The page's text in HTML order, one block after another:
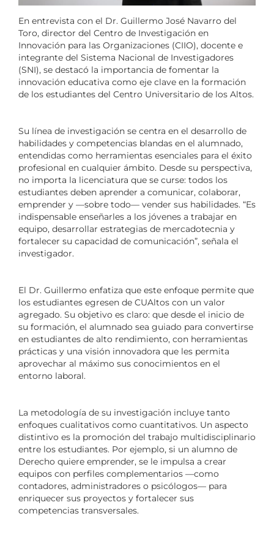
En entrevista con el Dr. Guillermo José Navarro del
Toro, director del Centro de Investigación en
Innovación para las Organizaciones (CIIO), docente e
integrante del Sistema Nacional de Investigadores
(SNI), se destacó la importancia de fomentar la
innovación educativa como eje clave en la formación
de los estudiantes del Centro Universitario de los Altos.
Su línea de investigación se centra en el desarrollo de
habilidades y competencias blandas en el alumnado,
entendidas como herramientas esenciales para el éxito
profesional en cualquier ámbito. Desde su perspectiva,
no importa la licenciatura que se curse: todos los
estudiantes deben aprender a comunicar, colaborar,
emprender y —sobre todo— vender sus habilidades. “Es
indispensable enseñarles a los jóvenes a trabajar en
equipo, desarrollar estrategias de mercadotecnia y
fortalecer su capacidad de comunicación”, señala el
investigador.
El Dr. Guillermo enfatiza que este enfoque permite que
los estudiantes egresen de CUAltos con un valor
agregado. Su objetivo es claro: que desde el inicio de
su formación, el alumnado sea guiado para convertirse
en estudiantes de alto rendimiento, con herramientas
prácticas y una visión innovadora que les permita
aprovechar al máximo sus conocimientos en el
entorno laboral.
La metodología de su investigación incluye tanto
enfoques cualitativos como cuantitativos. Un aspecto
distintivo es la promoción del trabajo multidisciplinario
entre los estudiantes. Por ejemplo, si un alumno de
Derecho quiere emprender, se le impulsa a crear
equipos con perfiles complementarios —como
contadores, administradores o psicólogos— para
enriquecer sus proyectos y fortalecer sus
competencias transversales.